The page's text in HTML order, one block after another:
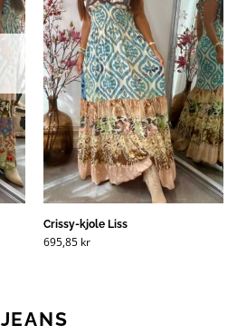
Crissy-kjole Liss
695,85 kr
JEANS